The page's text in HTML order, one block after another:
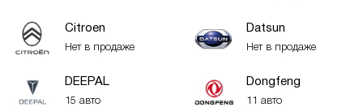
Citroen
Нет в продаже
Datsun
Нет в продаже
DEEPAL
15 авто
Dongfeng
11 авто